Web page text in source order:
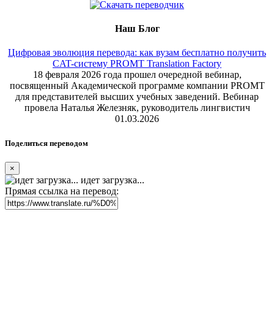
Наш Блог
Цифровая эволюция перевода: как вузам бесплатно получить
CAT-систему PROMT Translation Factory
18 февраля 2026 года прошел очередной вебинар,
посвященный Академической программе компании PROMT
для представителей высших учебных заведений. Вебинар
провела Наталья Железняк, руководитель лингвистич
01.03.2026
Поделиться переводом
×
идет загрузка...
Прямая ссылка на перевод: